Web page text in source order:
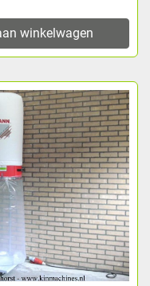
winkelwagen